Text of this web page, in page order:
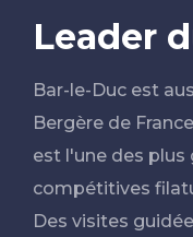
Leader
Bar-le-Duc est
Bergère de
est l'une des plus
compétitives
Des visites